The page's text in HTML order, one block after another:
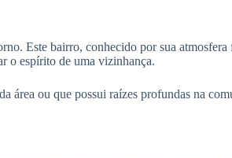
Este bairro, conhecido por sua
o espírito de uma vizinhança.
área ou que possui raízes profundas na